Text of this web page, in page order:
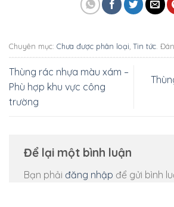
Chuyên mục: Chưa được phân loại, Tin tức.
Thùng rác nhựa màu xám –
Phù hợp khu vực công
trường
Để lại một bình luận
Bạn phải đăng nhập để gửi bình